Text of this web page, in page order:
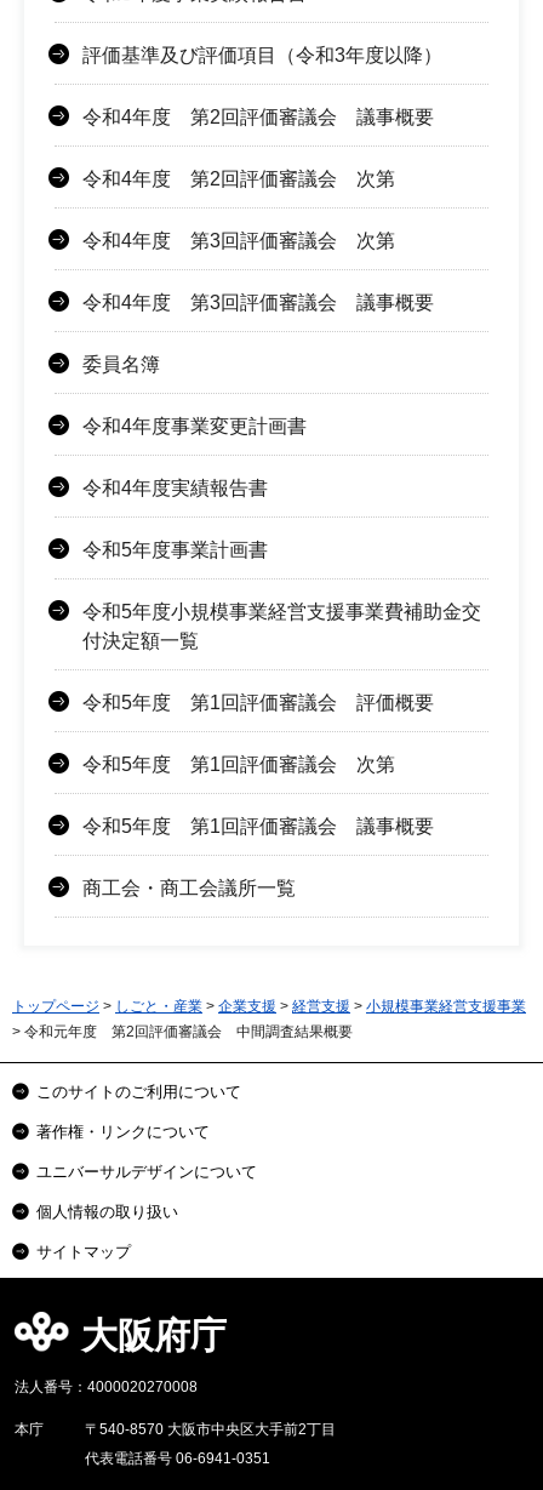
評価基準及び評価項目（令和3年度以降）
令和4年度 第2回評価審議会 議事概要
令和4年度 第2回評価審議会 次第
令和4年度 第3回評価審議会 次第
令和4年度 第3回評価審議会 議事概要
委員名簿
令和4年度事業変更計画書
令和4年度実績報告書
令和5年度事業計画書
令和5年度小規模事業経営支援事業費補助金交
付決定額一覧
令和5年度 第1回評価審議会 評価概要
令和5年度 第1回評価審議会 次第
令和5年度 第1回評価審議会 議事概要
商工会・商工会議所一覧
トップページ > しごと・産業 > 企業支援 > 経営支援 > 小規模事業経営支援事業
> 令和元年度 第2回評価審議会 中間調査結果概要
このサイトのご利用について
著作権・リンクについて
ユニバーサルデザインについて
個人情報の取り扱い
サイトマップ
大阪府庁
法人番号：4000020270008
本庁
〒540-8570 大阪市中央区大手前2丁目
代表電話番号 06-6941-0351